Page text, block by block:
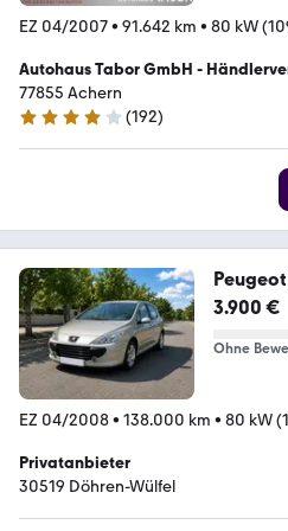
EZ 04/2007• 91.642 km • 80 kW
Autohaus Tabor GmbH -
77855 Achern
3.8 Sterne
(192)
3.900 €
Ohne
EZ 04/2008• 138.000 km • 80 kW
Privatanbieter
30519 Döhren-Wülfel